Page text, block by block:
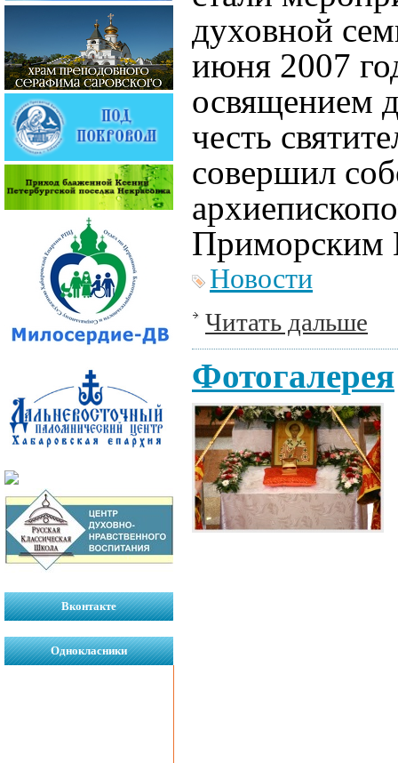
духовной
июня 2007
освящением
честь
совершил
Приморским
Новости
Читать дальше
Фотогалерея
Вконтакте
Однокласники